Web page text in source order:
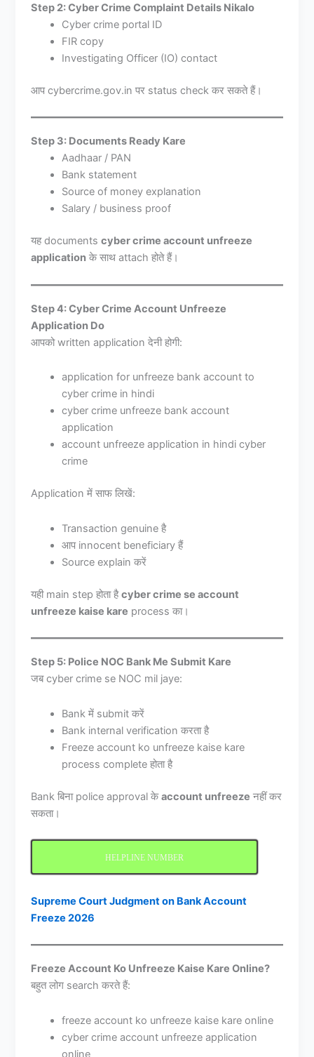
Step 2: Cyber Crime Complaint Details Nikalo
Cyber crime portal ID
FIR copy
Investigating Officer (IO) contact
आप cybercrime.gov.in पर status check कर सकते हैं।
Step 3: Documents Ready Kare
Aadhaar / PAN
Bank statement
Source of money explanation
Salary / business proof
यह documentscyber crime account unfreeze
application के साथ attach होते हैं।
Step 4: Cyber Crime Account Unfreeze
Application Do
आपको written application देनी होगी:
application for unfreeze bank account to
cyber crime in hindi
cyber crime unfreeze bank account
application
account unfreeze application in hindi cyber
crime
Application में साफ लिखें:
Transaction genuine है
आप innocent beneficiary हैं
Source explain करें
यही main step होता हैcyber crime se account
unfreeze kaise kare process का।
Step 5: Police NOC Bank Me Submit Kare
जब cyber crime se NOC mil jaye:
Bank में submit करें
Bank internal verification करता है
Freeze account ko unfreeze kaise kare
process complete होता है
Bank बिना police approval केaccount unfreeze नहीं कर
सकता।
HELPLINE NUMBER
Supreme Court Judgment on Bank Account
Freeze 2026
Freeze Account Ko Unfreeze Kaise Kare Online?
बहुत लोग search करते हैं:
freeze account ko unfreeze kaise kare online
cyber crime account unfreeze application
online